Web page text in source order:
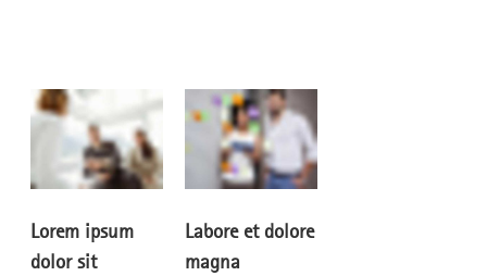
Lorem ipsum
dolor sit
Labore et dolore
magna